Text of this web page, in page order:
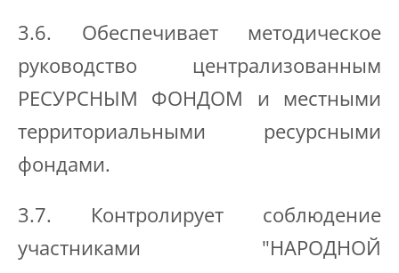
3.6. Обеспечивает методическое
руководство централизованным
РЕСУРСНЫМ ФОНДОМ и местными
территориальными ресурсными
фондами.
3.7. Контролирует соблюдение
участниками "НАРОДНОЙ